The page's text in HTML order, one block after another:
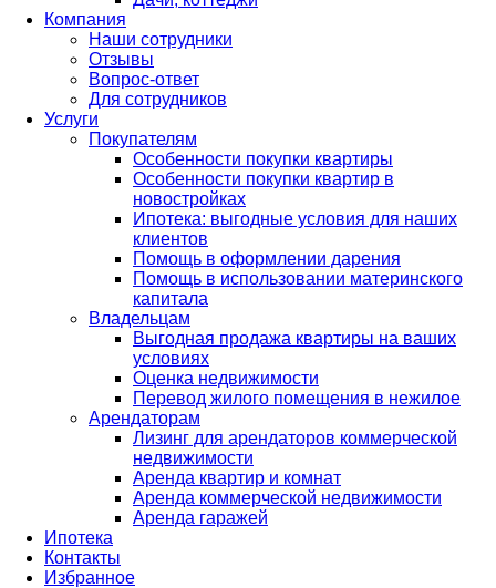
Компания
Наши сотрудники
Отзывы
Вопрос-ответ
Для сотрудников
Услуги
Покупателям
Особенности покупки квартиры
Особенности покупки квартир в
новостройках
Ипотека: выгодные условия для наших
клиентов
Помощь в оформлении дарения
Помощь в использовании материнского
капитала
Владельцам
Выгодная продажа квартиры на ваших
условиях
Оценка недвижимости
Перевод жилого помещения в нежилое
Арендаторам
Лизинг для арендаторов коммерческой
недвижимости
Аренда квартир и комнат
Аренда коммерческой недвижимости
Аренда гаражей
Ипотека
Контакты
Избранное